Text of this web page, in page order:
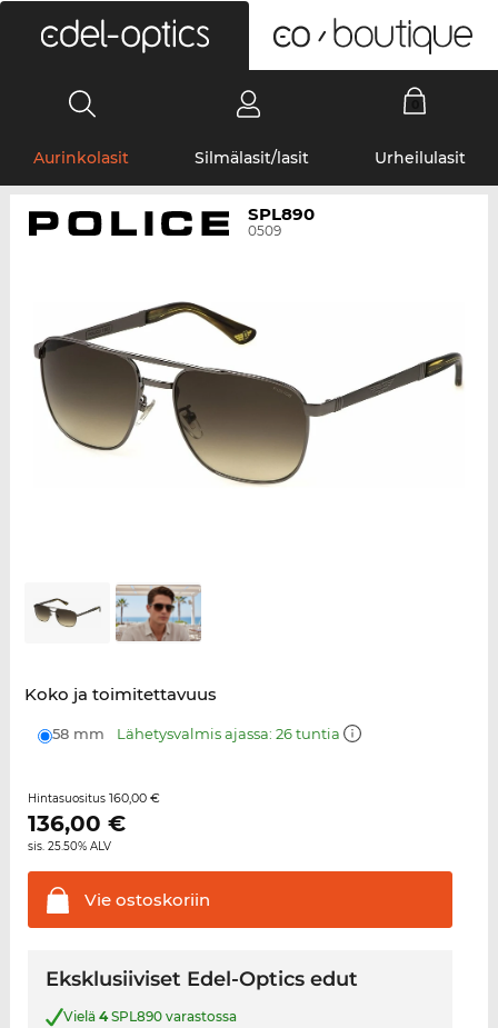
Aurinkolasit Silmälasit/lasit Urheilulasit
SPL890
0509
Koko ja toimitettavuus
58 mm Lähetysvalmis ajassa: 26 tuntia
Hintasuositus 160,00 €
136,00 €
sis. 25.50% ALV
Vieostoskoriin
Eksklusiiviset Edel-Optics edut
Vielä 4SPL890 varastossa